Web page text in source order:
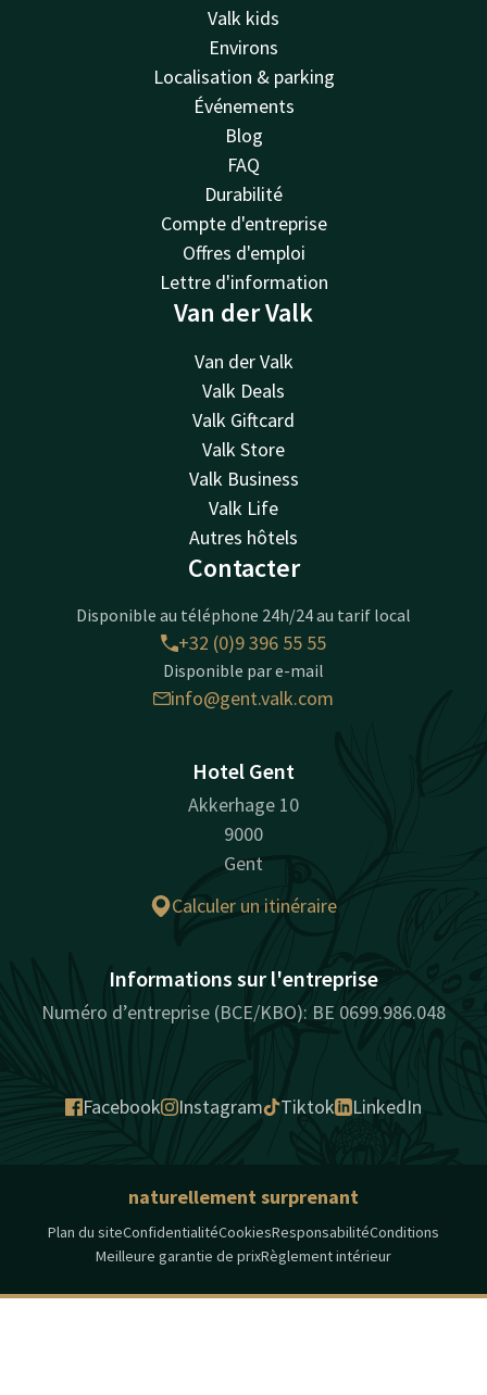
Valk kids
Environs
Localisation & parking
Événements
Blog
FAQ
Durabilité
Compte d'entreprise
Offres d'emploi
Lettre d'information
Van der Valk
Van der Valk
Valk Deals
Valk Giftcard
Valk Store
Valk Business
Valk Life
Autres hôtels
Contacter
Disponible au téléphone 24h/24 au tarif local
+32 (0)9 396 55 55
Disponible par e-mail
info@gent.valk.com
Hotel Gent
Akkerhage 10
9000
Gent
Calculer un itinéraire
Informations sur l'entreprise
Numéro d’entreprise (BCE/KBO): BE 0699.986.048
Facebook Instagram Tiktok LinkedIn
naturellement surprenant
Plan du siteConfidentialitéCookiesResponsabilitéConditions
Meilleure garantie de prixRèglement intérieur